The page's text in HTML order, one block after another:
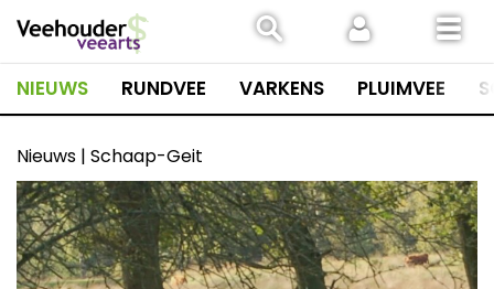
naar
inhoud
NIEUWS RUNDVEE VARKENS PLUIMVEE
Nieuws | Schaap-Geit